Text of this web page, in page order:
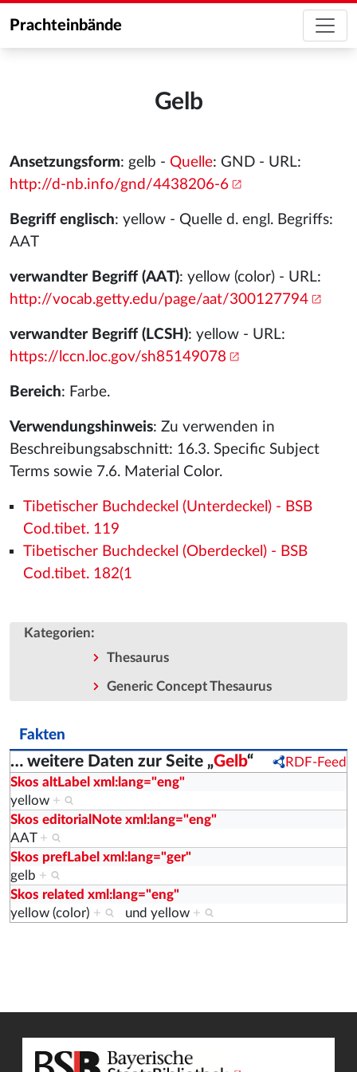
Prachteinbände
Gelb
Ansetzungsform: gelb - Quelle: GND - URL:
http://d-nb.info/gnd/4438206-6
Begriff englisch: yellow - Quelle d. engl. Begriffs:
AAT
verwandter Begriff (AAT): yellow (color) - URL:
http://vocab.getty.edu/page/aat/300127794
verwandter Begriff (LCSH): yellow - URL:
https://lccn.loc.gov/sh85149078
Bereich: Farbe.
Verwendungshinweis: Zu verwenden in
Beschreibungsabschnitt: 16.3. Specific Subject
Terms sowie 7.6. Material Color.
Tibetischer Buchdeckel (Unterdeckel) - BSB
Cod.tibet. 119
Tibetischer Buchdeckel (Oberdeckel) - BSB
Cod.tibet. 182(1
Kategorien:
Thesaurus
Generic Concept Thesaurus
Fakten
… weitere Daten zur Seite „Gelb“
RDF-Feed
Skos altLabel xml:lang="eng"
yellow +
Skos editorialNote xml:lang="eng"
AAT +
Skos prefLabel xml:lang="ger"
gelb +
Skos related xml:lang="eng"
yellow (color) + und yellow +